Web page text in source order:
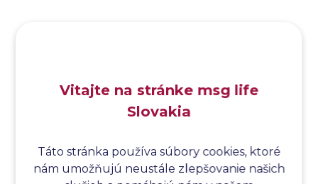
Analýza príčin a následkov
Analýza spôsobu a následkov zlyhania softvéru
Analýza stromu chýb
Vitajte na stránke msg life
Slovakia
Táto stránka používa súbory cookies, ktoré
nám umožňujú neustále zlepšovanie našich